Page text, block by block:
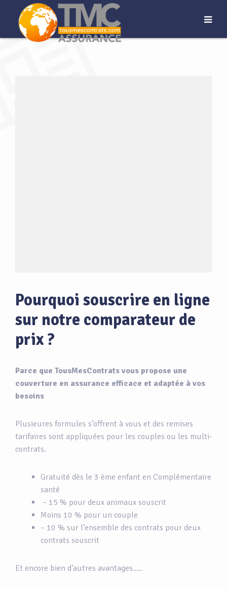
Pourquoi souscrire en ligne
sur notre comparateur de
prix ?
Parce que TousMesContrats vous propose une
couverture en assurance efficace et adaptée à vos
besoins
Plusieures formules s’offrent à vous et des remises
tarifaires sont appliquées pour les couples ou les multi-
contrats.
Gratuité dès le 3 ème enfant en Complémentaire
santé
– 15 % pour deux animaux souscrit
Moins 10 % pour un couple
– 10 % sur l’ensemble des contrats pour deux
contrats souscrit
Et encore bien d’autres avantages…..